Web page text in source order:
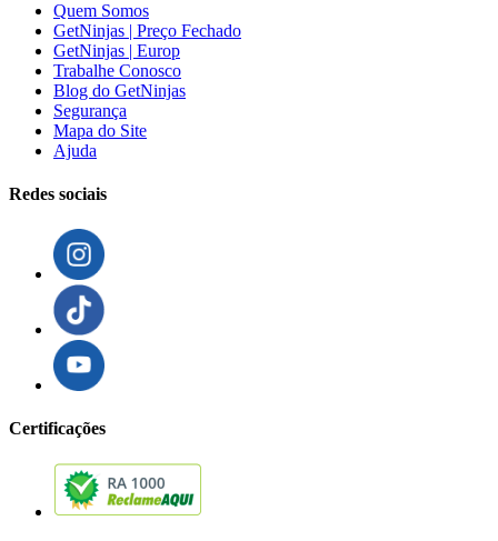
Quem Somos
GetNinjas | Preço Fechado
GetNinjas | Europ
Trabalhe Conosco
Blog do GetNinjas
Segurança
Mapa do Site
Ajuda
Redes sociais
Certificações